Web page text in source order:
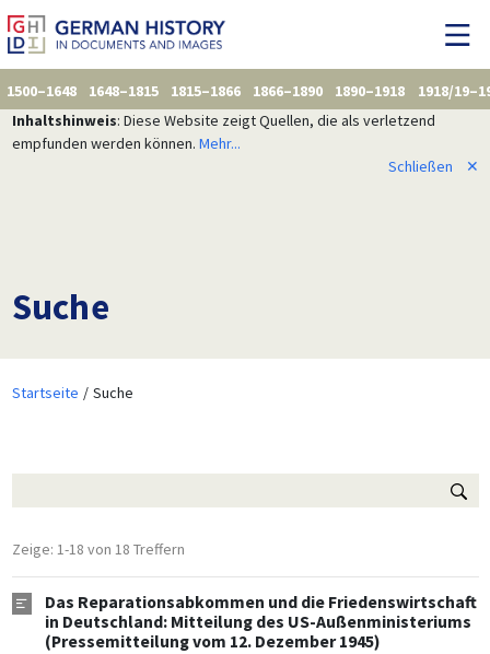
1500–1648 1648–1815 1815–1866 1866–1890 1890–1918
1918/
Inhaltshinweis: Diese Website zeigt Quellen, die als verletzend
empfunden werden können. Mehr...
Schließen
✕
Suche
Startseite Suche
Zeige: 1-18 von 18 Treffern
Das Reparationsabkommen und die Friedenswirtschaft
in Deutschland: Mitteilung des US-Außenministeriums
(Pressemitteilung vom 12. Dezember 1945)